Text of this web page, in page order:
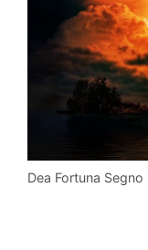
Dea Fortuna